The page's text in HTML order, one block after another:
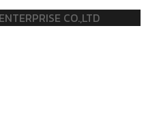
CO.,LTD